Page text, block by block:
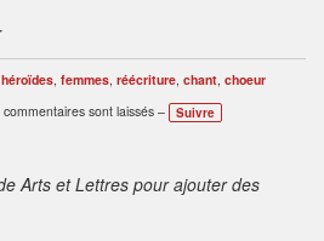
héroïdes, femmes, réécriture, chant, choeur
sont laissés –
Suivre
Arts et Lettres pour ajouter des